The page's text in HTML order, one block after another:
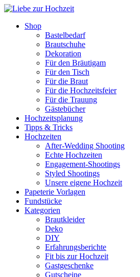
Shop
Bastelbedarf
Brautschuhe
Dekoration
Für den Bräutigam
Für den Tisch
Für die Braut
Für die Hochzeitsfeier
Für die Trauung
Gästebücher
Hochzeitsplanung
Tipps & Tricks
Hochzeiten
After-Wedding Shooting
Echte Hochzeiten
Engagement-Shootings
Styled Shootings
Unsere eigene Hochzeit
Papeterie Vorlagen
Fundstücke
Kategorien
Brautkleider
Deko
DIY
Erfahrungsberichte
Fit bis zur Hochzeit
Gastgeschenke
Gutscheine